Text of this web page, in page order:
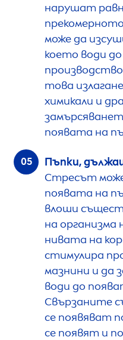
нарушат
може да
което води
това
химикали и
появата на
Пъпки,
Стресът
появата на
влоши
на организма
нивата на
стимулира
мазнини и да
води до
Свързаните
се появяват
се появят и